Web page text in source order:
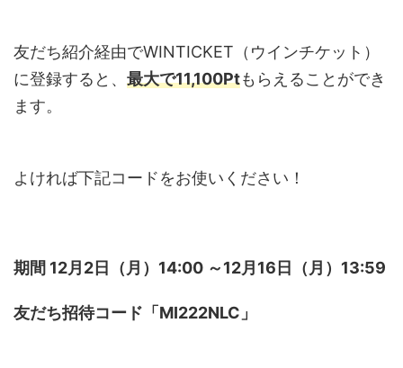
友だち紹介経由でWINTICKET（ウインチケット）
に登録すると、 最大で11,100Ptもらえることができ
ます。
よければ下記コードをお使いください！
期間 12月2日（月）14:00 ～12月16日（月）13:59
友だち招待コード「MI222NLC」